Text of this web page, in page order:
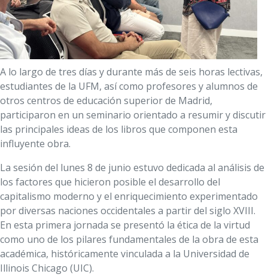
A lo largo de tres días y durante más de seis horas lectivas,
estudiantes de la UFM, así como profesores y alumnos de
otros centros de educación superior de Madrid,
participaron en un seminario orientado a resumir y discutir
las principales ideas de los libros que componen esta
influyente obra.
La sesión del lunes 8 de junio estuvo dedicada al análisis de
los factores que hicieron posible el desarrollo del
capitalismo moderno y el enriquecimiento experimentado
por diversas naciones occidentales a partir del siglo XVIII.
En esta primera jornada se presentó la ética de la virtud
como uno de los pilares fundamentales de la obra de esta
académica, históricamente vinculada a la Universidad de
Illinois Chicago (UIC).